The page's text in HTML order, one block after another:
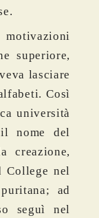
superiore,
lasciare
Così
università
il nome del
creazione,
College nel
ad
seguì nel